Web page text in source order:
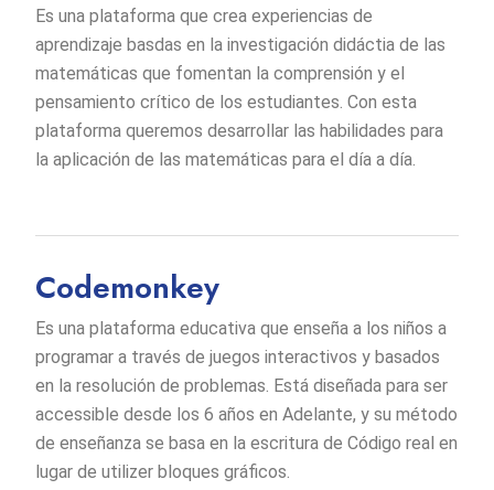
Es una plataforma que crea experiencias de
aprendizaje basdas en la investigación didáctia de las
matemáticas que fomentan la comprensión y el
pensamiento crítico de los estudiantes. Con esta
plataforma queremos desarrollar las habilidades para
la aplicación de las matemáticas para el día a día.
Codemonkey
Es una plataforma educativa que enseña a los niños a
programar a través de juegos interactivos y basados
en la resolución de problemas. Está diseñada para ser
accessible desde los 6 años en Adelante, y su método
de enseñanza se basa en la escritura de Código real en
lugar de utilizer bloques gráficos.